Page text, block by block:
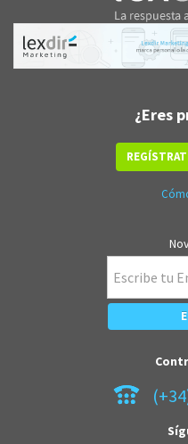
¿Eres